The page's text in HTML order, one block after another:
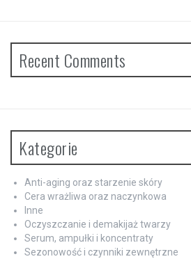
Recent Comments
Kategorie
Anti-aging oraz starzenie skóry
Cera wrażliwa oraz naczynkowa
Inne
Oczyszczanie i demakijaż twarzy
Serum, ampułki i koncentraty
Sezonowość i czynniki zewnętrzne